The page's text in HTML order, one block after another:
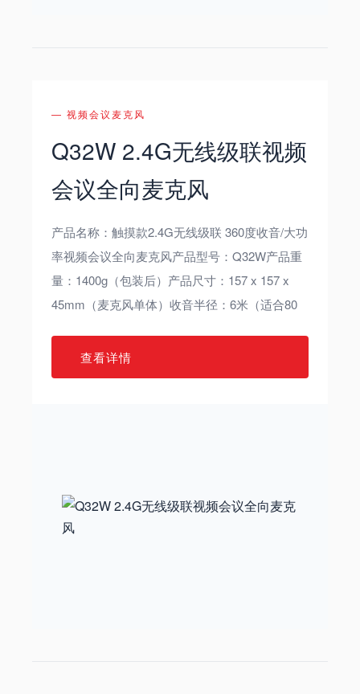
— 视频会议麦克风
Q32W 2.4G无线级联视频
会议全向麦克风
产品名称：触摸款2.4G无线级联 360度收音/大功
率视频会议全向麦克风产品型号：Q32W产品重
量：1400g（包装后）产品尺寸：157 x 157 x
45mm（麦克风单体）收音半径：6米（适合80
查看详情